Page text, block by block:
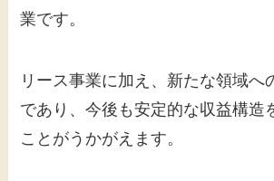
業です。
リース事業に加え、新たな領域へ
であり、今後も安定的な収益構造
ことがうかがえます。